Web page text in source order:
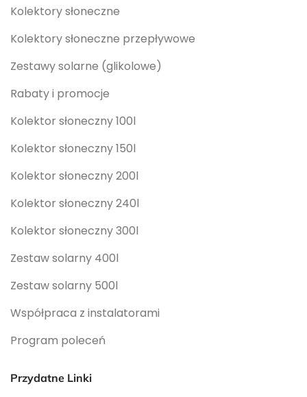
Kolektory słoneczne
Kolektory słoneczne przepływowe
Zestawy solarne (glikolowe)
Rabaty i promocje
Kolektor słoneczny 100l
Kolektor słoneczny 150l
Kolektor słoneczny 200l
Kolektor słoneczny 240l
Kolektor słoneczny 300l
Zestaw solarny 400l
Zestaw solarny 500l
Współpraca z instalatorami
Program poleceń
Przydatne Linki